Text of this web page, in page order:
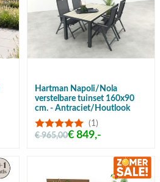
Hartman Napoli/Nola
verstelbare tuinset 160x90
cm. - Antraciet/Houtlook
(1)
€ 965,00€ 849,-